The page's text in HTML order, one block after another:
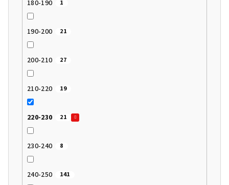
180-190 1
190-200 21
200-210 27
210-220 19
220-230 21
230-240 8
240-250 141